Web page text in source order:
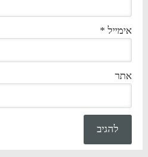
אימייל *
אתר